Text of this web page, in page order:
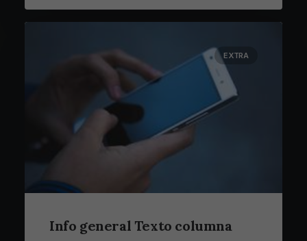
EXTRA
Info general Texto columna